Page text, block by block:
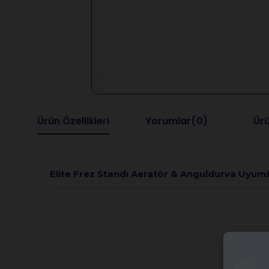
Ürün Özellikleri Yorumlar(0)
Elite Frez Standı Aeratör & Anguldurva